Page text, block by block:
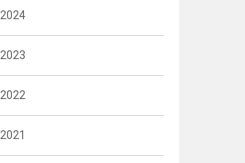
2024
2023
2022
2021